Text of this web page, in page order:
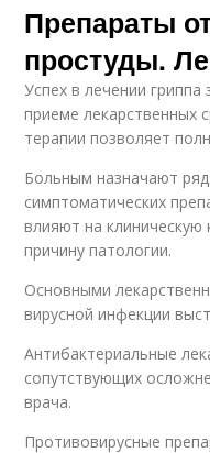
Препараты
простуды.
Успех в лечении
приеме лекарственных
терапии позволяет
Больным назначают
симптоматических
влияют на клиническую
причину патологии.
Основными
вирусной инфекции
Антибактериальные
сопутствующих
врача.
Противовирусные